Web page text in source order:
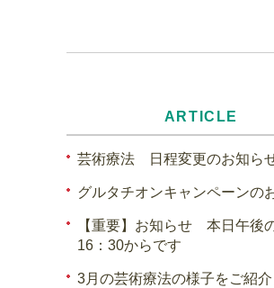
ARTICLE
芸術療法 日程変更のお知ら
グルタチオンキャンペーンの
【重要】お知らせ 本日午後
16：30からです
3月の芸術療法の様子をご紹